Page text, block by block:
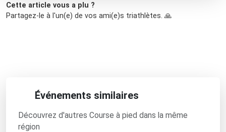
Cette article vous a plu ?
Partagez-le à l'un(e) de vos ami(e)s triathlètes. 🙏
Événements similaires
Découvrez d'autres Course à pied dans la même
région